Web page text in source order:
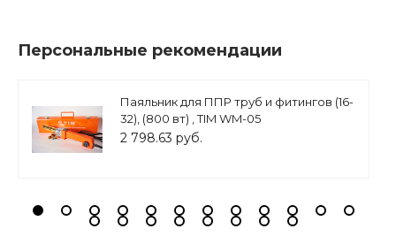
Персональные рекомендации
Паяльник для ППР труб и фитингов (16-
32), (800 вт) , TIM WM-05
2 798.63 руб.